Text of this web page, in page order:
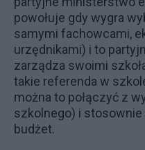
powołuje gdy wygra
samymi fachowcami,
urzędnikami) i to
zarządza swoimi
takie referenda w
można to połączyć z
szkolnego) i
budżet.